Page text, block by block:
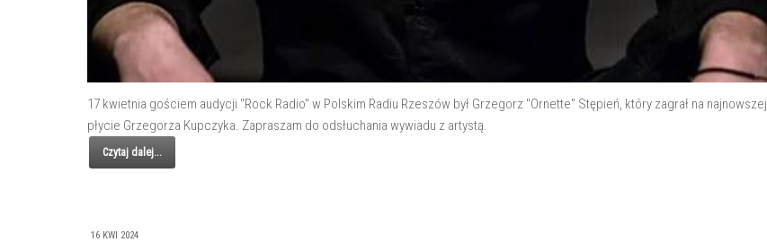
17 kwietnia gościem audycji "Rock Radio" w Polskim Radiu Rzeszów był Grzegorz "Ornette" Stępień, który zagrał na najnowszej
płycie Grzegorza Kupczyka. Zapraszam do odsłuchania wywiadu z artystą.
Czytaj dalej...
16 KWI 2024